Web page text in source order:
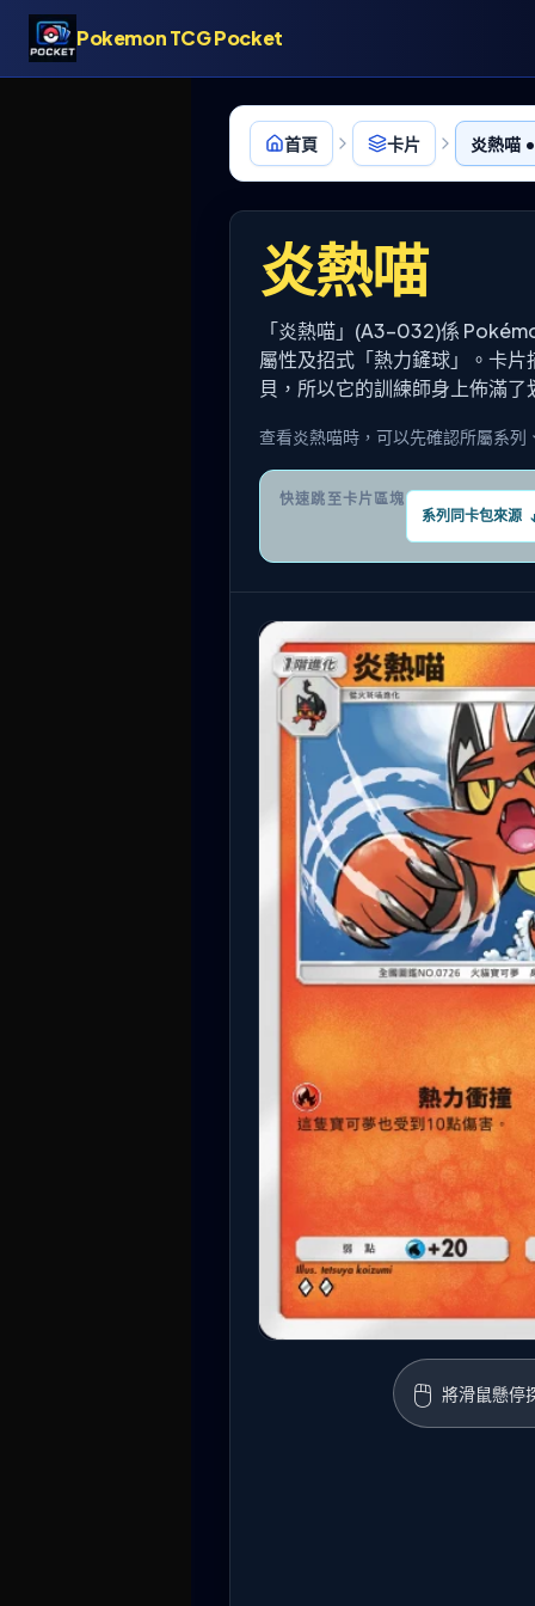
Pokemon TCG Pocket
首頁 卡片 炎熱喵
炎熱喵
「炎熱喵」(A3-032)係
屬性及招式「熱力鏟球」。卡
貝，所以它的訓練師身上佈滿了
查看炎熱喵時，可以先確認所屬系
快速跳至卡片區塊
系列同卡包來源
🖱️ 將滑鼠懸停